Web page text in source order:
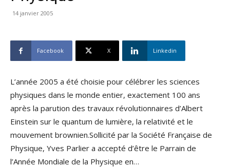
14 janvier 2005
Facebook X Linkedin
L’année 2005 a été choisie pour célébrer les sciences
physiques dans le monde entier, exactement 100 ans
après la parution des travaux révolutionnaires d’Albert
Einstein sur le quantum de lumière, la relativité et le
mouvement brownien.Sollicité par la Société Française de
Physique, Yves Parlier a accepté d’être le Parrain de
l’Année Mondiale de la Physique en…